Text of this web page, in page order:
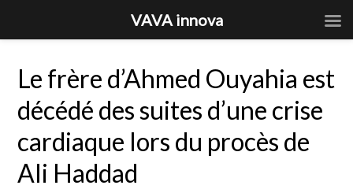
Le frère d’Ahmed Ouyahia est
décédé des suites d’une crise
cardiaque lors du procès de
Ali Haddad
VAVA innova